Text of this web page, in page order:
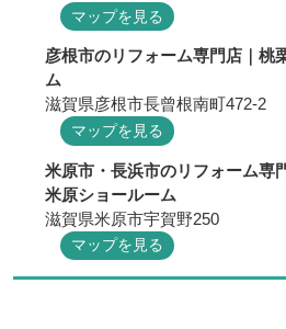
マップを見る
彦根市のリフォーム専門店｜桃
ム
滋賀県彦根市長曾根南町472-2
マップを見る
米原市・長浜市のリフォーム専
米原ショールーム
滋賀県米原市宇賀野250
マップを見る